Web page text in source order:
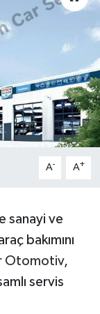
A- A+
sanayi ve
bakımını
Otomotiv,
servis